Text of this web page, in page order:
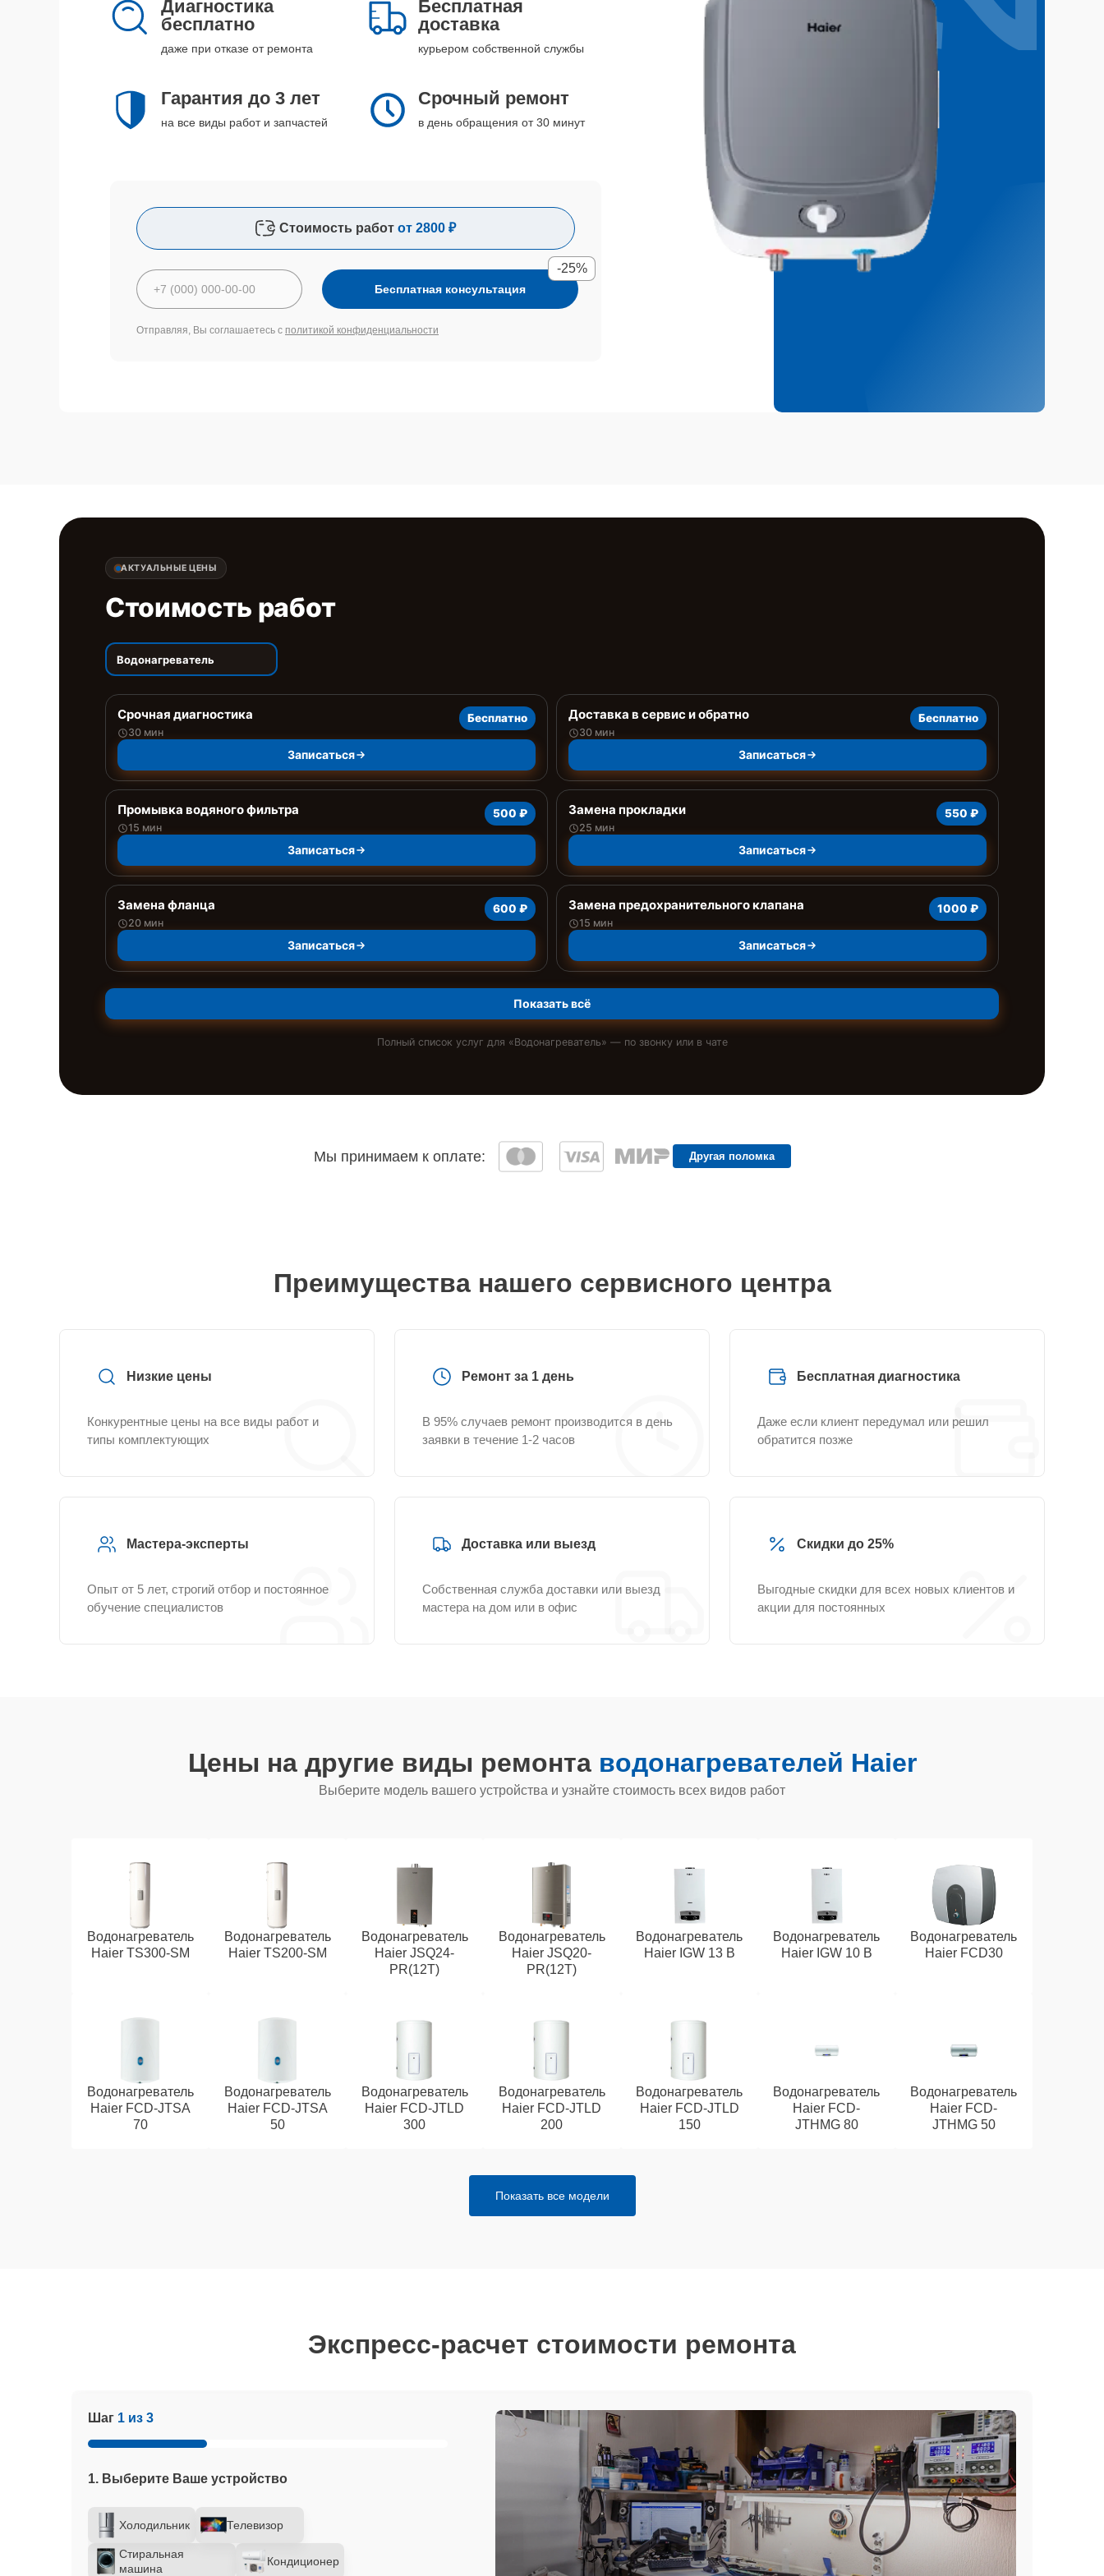
Диагностика
бесплатно
даже при отказе от ремонта
Бесплатная
доставка
курьером собственной службы
Гарантия до 3 лет
на все виды работ и запчастей
Срочный ремонт
в день обращения от 30 минут
Стоимость работ от 2800 ₽
Бесплатная консультация
-25%
Отправляя, Вы соглашаетесь с политикой конфиденциальности
АКТУАЛЬНЫЕ ЦЕНЫ
Стоимость работ
Водонагреватель
Срочная диагностика
30 мин
Бесплатно
Записаться
Доставка в сервис и обратно
30 мин
Бесплатно
Записаться
Промывка водяного фильтра
15 мин
500 ₽
Записаться
Замена прокладки
25 мин
550 ₽
Записаться
Замена фланца
20 мин
600 ₽
Записаться
Замена предохранительного клапана
15 мин
1000 ₽
Записаться
Показать всё
Полный список услуг для «Водонагреватель» — по звонку или в чате
Мы принимаем к оплате: Другая поломка
Преимущества нашего сервисного центра
Низкие цены
Конкурентные цены на все виды работ и
типы комплектующих
Ремонт за 1 день
В 95% случаев ремонт производится в день
заявки в течение 1-2 часов
Бесплатная диагностика
Даже если клиент передумал или решил
обратится позже
Мастера-эксперты
Опыт от 5 лет, строгий отбор и постоянное
обучение специалистов
Доставка или выезд
Собственная служба доставки или выезд
мастера на дом или в офис
Скидки до 25%
Выгодные скидки для всех новых клиентов и
акции для постоянных
Цены на другие виды ремонта водонагревателей Haier
Выберите модель вашего устройства и узнайте стоимость всех видов работ
Водонагреватель
Haier TS300-SM
Водонагреватель
Haier TS200-SM
Водонагреватель
Haier JSQ24-
PR(12T)
Водонагреватель
Haier JSQ20-
PR(12T)
Водонагреватель
Haier IGW 13 B
Водонагреватель
Haier IGW 10 B
Водонагреватель
Haier FCD30
Водонагреватель
Haier FCD-JTSA
70
Водонагреватель
Haier FCD-JTSA
50
Водонагреватель
Haier FCD-JTLD
300
Водонагреватель
Haier FCD-JTLD
200
Водонагреватель
Haier FCD-JTLD
150
Водонагреватель
Haier FCD-
JTHMG 80
Водонагреватель
Haier FCD-
JTHMG 50
Показать все модели
Экспресс-расчет стоимости ремонта
Шаг 1 из 3
1. Выберите Ваше устройство
Холодильник Телевизор
Стиральная
машина
Кондиционер